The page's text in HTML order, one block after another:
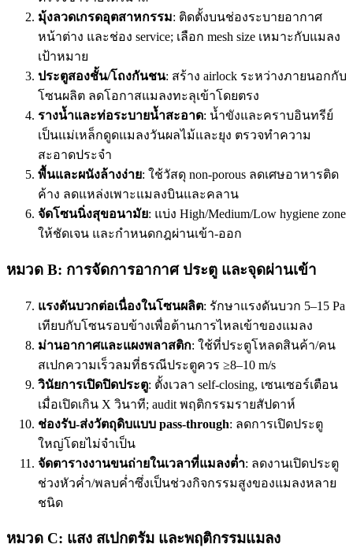
มุ้งลวดเกรดอุตสาหกรรม: ติดตั้งบนช่องระบายอากาศ
หน้าต่าง และช่อง service; เลือก mesh size เหมาะกับแมลง
เป้าหมาย
ประตูสองชั้น/โถงกันชน: สร้าง airlock ระหว่างภายนอกกับ
โซนผลิต ลดโอกาสแมลงทะลุเข้าโดยตรง
รางน้ำและท่อระบายน้ำสะอาด: น้ำขังและคราบอินทรีย์
เป็นแม่เหล็กดูดแมลงวันผลไม้และยุง ตรวจทำความ
สะอาดประจำ
พื้นและผนังล้างง่าย: ใช้วัสดุ non-porous ลดเศษอาหารติด
ค้าง ลดแหล่งเพาะแมลงบินและคลาน
จัดโซนนิ่งสุขอนามัย: แบ่ง High/Medium/Low hygiene zone
ให้ชัดเจน และกำหนดกฎผ่านเข้า-ออก
หมวด B: การจัดการอากาศ ประตู และจุดผ่านเข้า
แรงดันบวกต่อเนื่องในโซนผลิต: รักษาแรงดันบวก 5–15 Pa
เทียบกับโซนรอบข้างเพื่อต้านการไหลเข้าของแมลง
ม่านอากาศและแผงพลาสติก: ใช้ที่ประตูโหลดสินค้า/คน
สเปกความเร็วลมที่ธรณีประตูควร ≥8–10 m/s
วินัยการเปิดปิดประตู: ตั้งเวลา self-closing, เซนเซอร์เตือน
เมื่อเปิดเกิน X วินาที; audit พฤติกรรมรายสัปดาห์
ช่องรับ-ส่งวัตถุดิบแบบ pass-through: ลดการเปิดประตู
ใหญ่โดยไม่จำเป็น
จัดตารางงานขนถ่ายในเวลาที่แมลงต่ำ: ลดงานเปิดประตู
ช่วงหัวค่ำ/พลบค่ำซึ่งเป็นช่วงกิจกรรมสูงของแมลงหลาย
ชนิด
หมวด C: แสง สเปกตรัม และพฤติกรรมแมลง